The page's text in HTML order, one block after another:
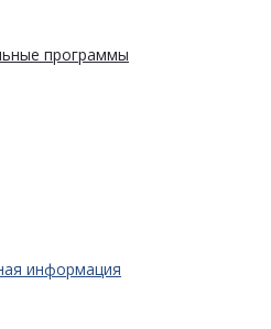
программы
информация